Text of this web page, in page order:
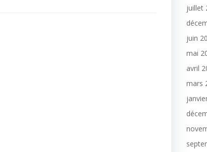
juillet
juin
mai
avril
mars